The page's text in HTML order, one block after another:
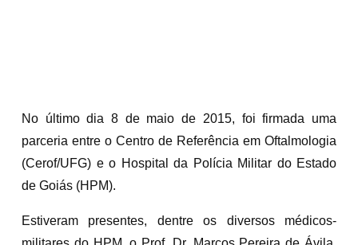
No último dia 8 de maio de 2015, foi firmada uma
parceria entre o Centro de Referência em Oftalmologia
(Cerof/UFG) e o Hospital da Polícia Militar do Estado
de Goiás (HPM).
Estiveram presentes, dentre os diversos médicos-